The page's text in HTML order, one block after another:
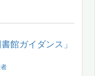
館ガイダンス」